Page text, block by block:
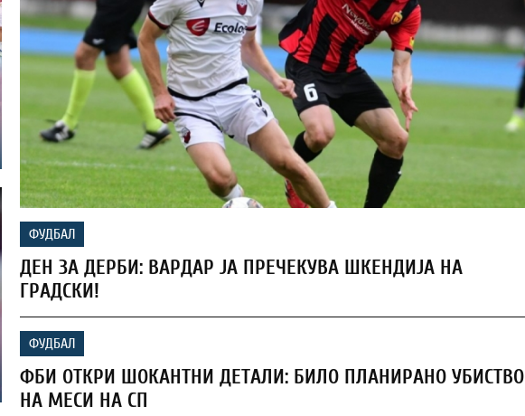
ФУДБАЛ
ДЕН ЗА ДЕРБИ: ВАРДАР ЈА ПРЕЧЕКУВА ШКЕНДИЈА НА
ГРАДСКИ!
ФУДБАЛ
ФБИ ОТКРИ ШОКАНТНИ ДЕТАЛИ: БИЛО ПЛАНИРАНО УБИСТВО
НА МЕСИ НА СП